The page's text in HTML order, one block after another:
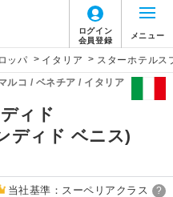
ログイン
会員登録
メニュー
ッパ > イタリア > スターホテルス
ルコ / ベネチア / イタリア
ィド
ディド ベニス)
当社基準：スーペリアクラス ?